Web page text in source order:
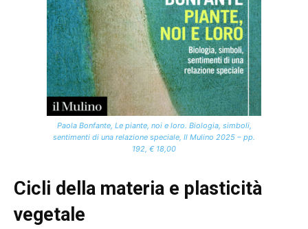
Paola Bonfante, Le piante, noi e loro. Biologia, simboli,
sentimenti di una relazione speciale, Il Mulino 2025 – pp.
192, € 18,00
Cicli della materia e plasticità
vegetale